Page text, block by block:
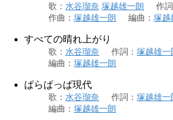
歌 ： 水谷瑠奈 塚越雄一朗 作詞
作曲 ： 塚越雄一朗 編曲 ： 塚越
すべての晴れ上がり
歌 ： 水谷瑠奈 作詞 ： 塚越雄一
編曲 ： 塚越雄一朗
ぱらぱっぱ現代
歌 ： 水谷瑠奈 作詞 ： 塚越雄一
編曲 ： 塚越雄一朗